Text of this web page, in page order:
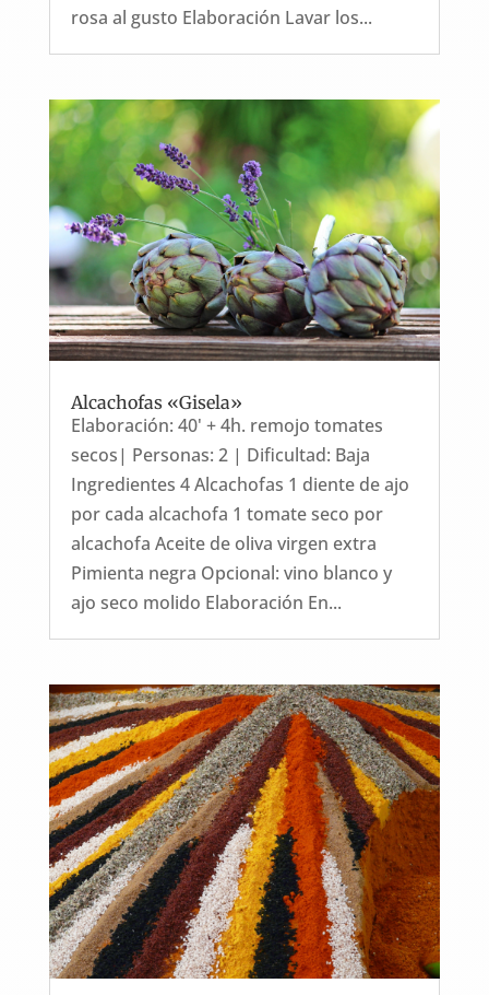
rosa al gusto Elaboración Lavar los...
Alcachofas «Gisela»
Elaboración: 40' + 4h. remojo tomates
secos| Personas: 2 | Dificultad: Baja
Ingredientes 4 Alcachofas 1 diente de ajo
por cada alcachofa 1 tomate seco por
alcachofa Aceite de oliva virgen extra
Pimienta negra Opcional: vino blanco y
ajo seco molido Elaboración En...